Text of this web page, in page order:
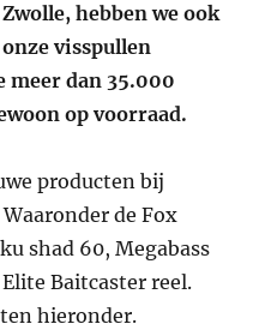
hebben we ook
visspullen
meer dan 35.000
op voorraad.
producten bij
de Fox
shad 60, Megabass
Baitcaster reel.
hieronder.